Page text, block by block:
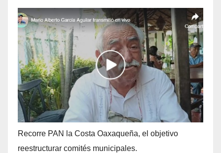
Recorre PAN la Costa Oaxaqueña, el objetivo
reestructurar comités municipales.